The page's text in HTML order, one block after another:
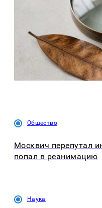
Общество
Москвич перепутал
попал в реанимацию
Наука